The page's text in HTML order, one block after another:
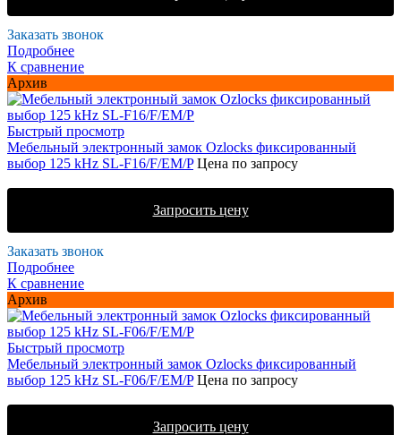
Заказать звонок
Подробнее
К сравнение
Архив
Быстрый просмотр
Мебельный электронный замок Ozlocks фиксированный
выбор 125 kHz SL-F16/F/EM/P Цена по запросу
Запросить цену
Заказать звонок
Подробнее
К сравнение
Архив
Быстрый просмотр
Мебельный электронный замок Ozlocks фиксированный
выбор 125 kHz SL-F06/F/EM/P Цена по запросу
Запросить цену